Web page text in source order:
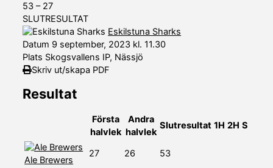
53 – 27
SLUTRESULTAT
Eskilstuna Sharks
Datum 9 september, 2023 kl. 11.30
Plats Skogsvallens IP, Nässjö
Skriv ut/skapa PDF
Resultat
Första
halvlek
Andra
halvlek
Slutresultat 1H 2H S
Ale Brewers
27 26 53